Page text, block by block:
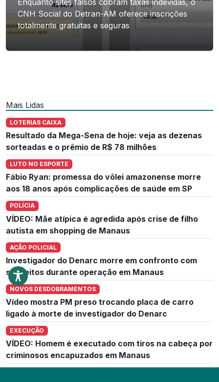
Enquanto sites falsos cobram taxas indevidas, o
CNH Social do Detran-AM oferece inscrições
totalmente gratuitas e seguras
Mais Lidas
LOTERIAS CAIXA
Resultado da Mega-Sena de hoje: veja as dezenas
sorteadas e o prêmio de R$ 78 milhões
LUTO NO ESPORTE
Fábio Ryan: promessa do vôlei amazonense morre
aos 18 anos após complicações de saúde em SP
POLÍCIA
VÍDEO: Mãe atípica é agredida após crise de filho
autista em shopping de Manaus
AÇÃO POLICIAL
Investigador do Denarc morre em confronto com
suspeitos durante operação em Manaus
NOVOS DESDOBRAMENTOS
Vídeo mostra PM preso trocando placa de carro
ligado à morte de investigador do Denarc
EXECUÇÃO
VÍDEO: Homem é executado com tiros na cabeça por
criminosos encapuzados em Manaus